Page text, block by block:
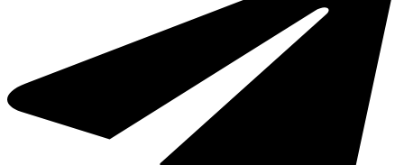
Cavas de Vino